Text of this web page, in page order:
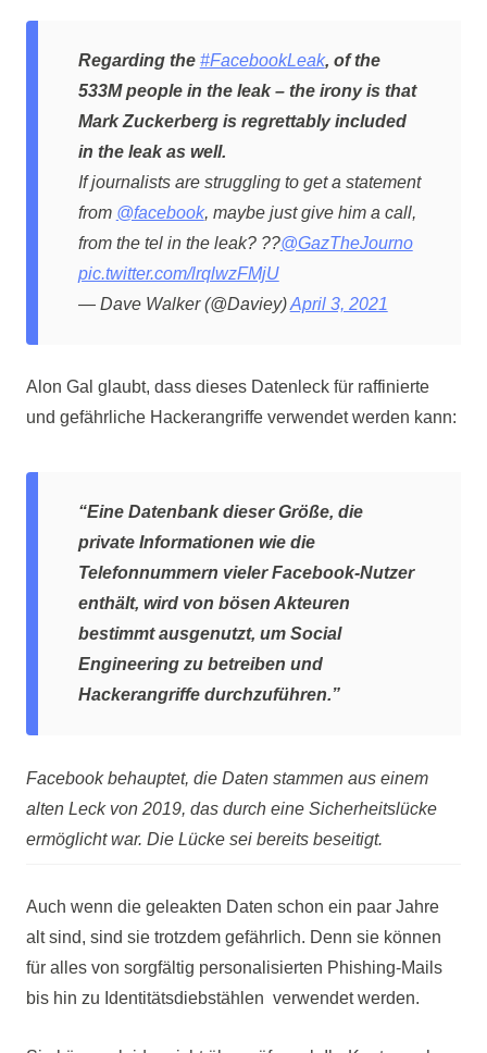
Regarding the #FacebookLeak, of the
533M people in the leak – the irony is that
Mark Zuckerberg is regrettably included
in the leak as well.
If journalists are struggling to get a statement
from @facebook, maybe just give him a call,
from the tel in the leak? ??@GazTheJourno
pic.twitter.com/lrqlwzFMjU
— Dave Walker (@Daviey)April 3, 2021
Alon Gal glaubt, dass dieses Datenleck für raffinierte
und gefährliche Hackerangriffe verwendet werden kann:
“Eine Datenbank dieser Größe, die
private Informationen wie die
Telefonnummern vieler Facebook-Nutzer
enthält, wird von bösen Akteuren
bestimmt ausgenutzt, um Social
Engineering zu betreiben und
Hackerangriffe durchzuführen.”
Facebook behauptet, die Daten stammen aus einem
alten Leck von 2019, das durch eine Sicherheitslücke
ermöglicht war. Die Lücke sei bereits beseitigt.
Auch wenn die geleakten Daten schon ein paar Jahre
alt sind, sind sie trotzdem gefährlich. Denn sie können
für alles von sorgfältig personalisierten Phishing-Mails
bis hin zu Identitätsdiebstählen verwendet werden.